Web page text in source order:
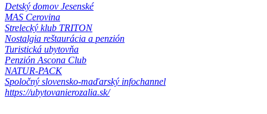
Detský domov Jesenské
MAS Cerovina
Strelecký klub TRITON
Nostalgia reštaurácia a penzión
Turistická ubytovňa
Penzión Ascona Club
NATUR-PACK
Spoločný slovensko-maďarský infochannel
https://ubytovanierozalia.sk/